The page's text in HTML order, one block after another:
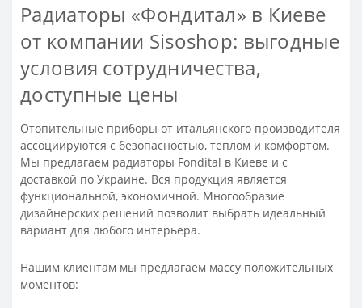
Радиаторы «Фондитал» в Киеве
от компании Sisoshop: выгодные
условия сотрудничества,
доступные цены
Отопительные приборы от итальянского производителя
ассоциируются с безопасностью, теплом и комфортом.
Мы предлагаем радиаторы Fondital в Киеве и с
доставкой по Украине. Вся продукция является
функциональной, экономичной. Многообразие
дизайнерских решений позволит выбрать идеальный
вариант для любого интерьера.
Нашим клиентам мы предлагаем массу положительных
моментов: